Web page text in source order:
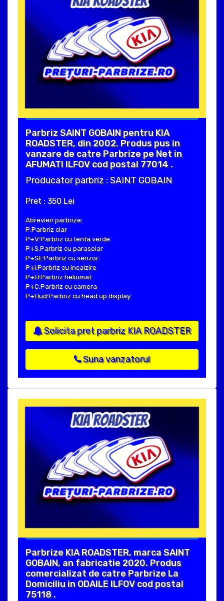
Parbriz SAINT GOBAIN pentru KIA
ROADSTER, din 2002. Produs pus in
vanzare de catre Parbrize pe Net in
AFUMATI ILFOV cod postal 77014 .
Producator parbriz : SAINT GOBAIN
Pret : 350 Lei
Abrevieri parbrize:
P:Parbriz clar
P+V:Parbriz cu tenta verde
P+S:Parbriz cu parasolar
P+SE:Parbriz cu senzor
P+I:Parbriz cu incalzire
P+H:Parbriz heliomat
P+C:Parbriz cu camera
P+Hud:Parbriz cu head up display
Solicita pret parbriz KIA ROADSTER
Suna vanzatorul
Parbrize KIA ROADSTER, marca SAINT
GOBAIN, an fabricatie 2020. Produs
comercializat de catre Parbrize La
Domiciliu in ODAILE ILFOV cod postal
75118 .